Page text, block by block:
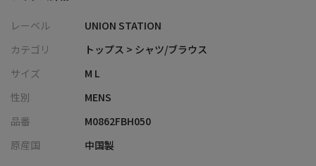
・風通しの良い軽やかな素材感で、夏場でも涼しく着用可能
・Tシャツやタンクトップとのレイヤードが映える、大人の抜け感
・リゾート感のある素材表情ながら、都会的にも着こなせる一着
・生成、カーキ、チャコールグレー、ブラックの落ち着いたカラ
ー展開で幅広いスタイルに対応
■コーディネート提案
レーベル
UNION STATION
カテゴリ
トップス > シャツ/ブラウス
サイズ
M L
性別
MENS
品番
M0862FBH050
原産国
中国製